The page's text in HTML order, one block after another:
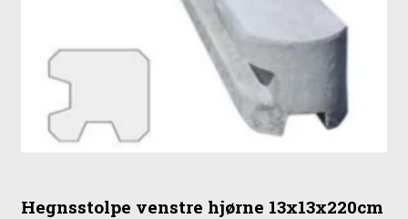
Vægt: 40kg
Hver sektion dækker:
195 cm inkl. en stolpe (ved 10x12 cm stolper) eller
løbende efterbehandling.
Hegnsstolpe venstre hjørne 13x13x220cm